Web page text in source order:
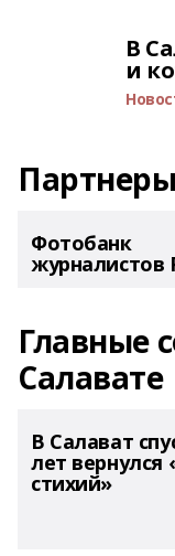
В
и
Партнеры
Фотобанк
журналистов
Главные
Салавате
В Салават
лет вернулся
стихий»